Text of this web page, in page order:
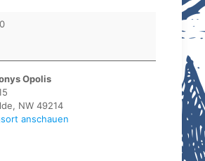
Opolis
, NW 49214
anschauen